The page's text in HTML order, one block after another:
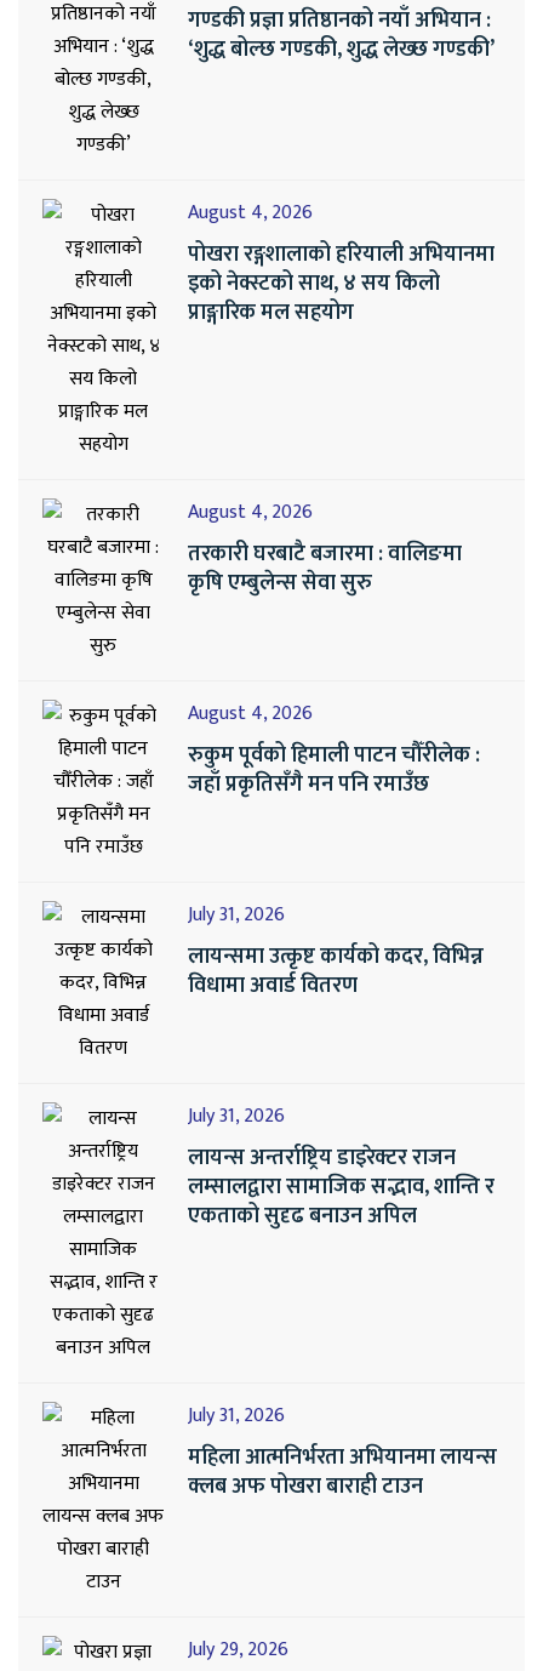
गण्डकी प्रज्ञा प्रतिष्ठानको नयाँ अभियान :
‘शुद्ध बोल्छ गण्डकी, शुद्ध लेख्छ गण्डकी’
August 4, 2026
पोखरा रङ्गशालाको हरियाली अभियानमा
इको नेक्स्टको साथ, ४ सय किलो
प्राङ्गारिक मल सहयोग
August 4, 2026
तरकारी घरबाटै बजारमा : वालिङमा
कृषि एम्बुलेन्स सेवा सुरु
August 4, 2026
रुकुम पूर्वको हिमाली पाटन चौँरीलेक :
जहाँ प्रकृतिसँगै मन पनि रमाउँछ
July 31, 2026
लायन्समा उत्कृष्ट कार्यको कदर, विभिन्न
विधामा अवार्ड वितरण
July 31, 2026
लायन्स अन्तर्राष्ट्रिय डाइरेक्टर राजन
लम्सालद्वारा सामाजिक सद्भाव, शान्ति र
एकताको सुदृढ बनाउन अपिल
July 31, 2026
महिला आत्मनिर्भरता अभियानमा लायन्स
क्लब अफ पोखरा बाराही टाउन
July 29, 2026